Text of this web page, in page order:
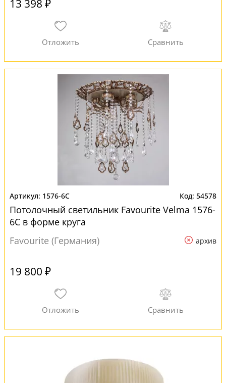
13 398 ₽
1576-6C 54578
Потолочный светильник Favourite Velma 1576-
6C в форме круга
Favourite (Германия)
архив
19 800 ₽